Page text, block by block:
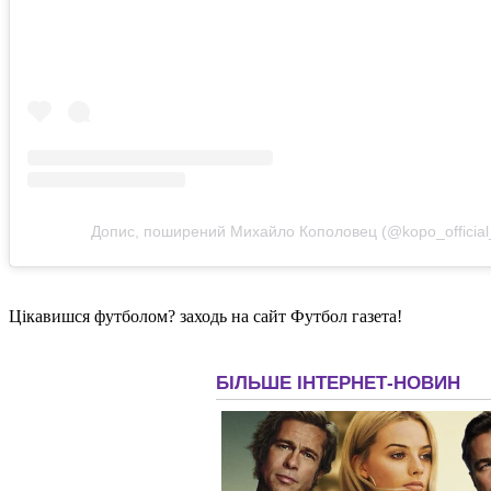
Допис, поширений Михайло Кополовец
Цікавишся футболом? заходь на сайт Футбол газета!